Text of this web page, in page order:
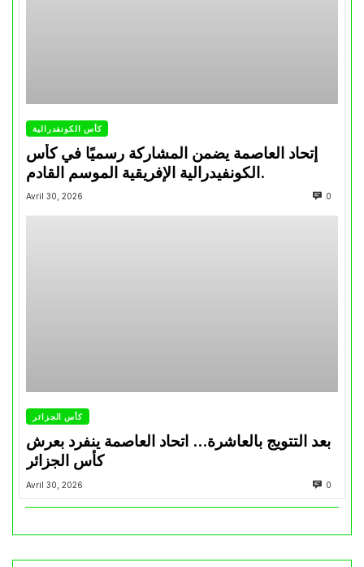
كأس الكونفدرالية
إتحاد العاصمة يضمن المشاركة رسميًا في كأس
الكونفيدرالية الإفريقية الموسم القادم.
Avril 30, 2026 0
كأس الجزائر
بعد التتويج بالعاشرة… اتحاد العاصمة ينفرد بعرش
كأس الجزائر
Avril 30, 2026 0